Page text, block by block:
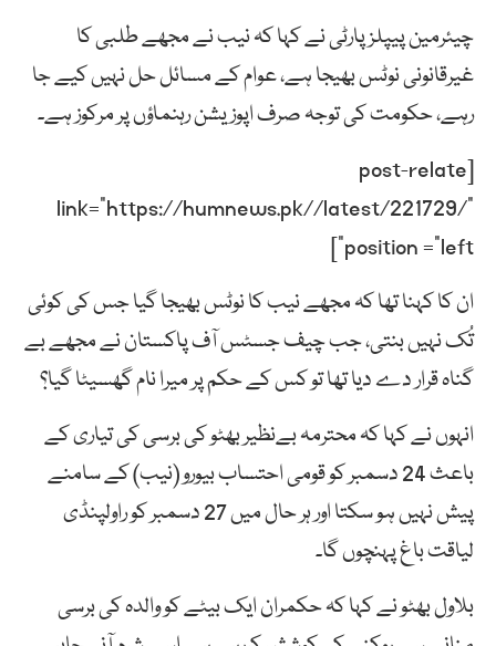
چیئرمین پیپلز پارٹی نے کہا کہ نیب نے مجھے طلبی کا
غیرقانونی نوٹس بھیجا ہے، عوام کے مسائل حل نہیں کیے جا
رہے، حکومت کی توجہ صرف اپوزیشن رہنماؤں پر مرکوز ہے۔
[post-relate
link=”https://humnews.pk//latest/221729/”
position =”left”]
ان کا کہنا تھا کہ مجھے نیب کا نوٹس بھیجا گیا جس کی کوئی
تُک نہیں بنتی، جب چیف جسٹس آف پاکستان نے مجھے بے
گناہ قرار دے دیا تھا تو کس کے حکم پر میرا نام گھسیٹا گیا؟
انہوں نے کہا کہ محترمہ بےنظیر بھٹو کی برسی کی تیاری کے
باعث 24 دسمبر کو قومی احتساب بیورو (نیب) کے سامنے
پیش نہیں ہو سکتا اور ہر حال میں 27 دسمبر کو راولپنڈی
لیاقت باغ پہنچوں گا۔
بلاول بھٹو نے کہا کہ حکمران ایک بیٹے کو والدہ کی برسی